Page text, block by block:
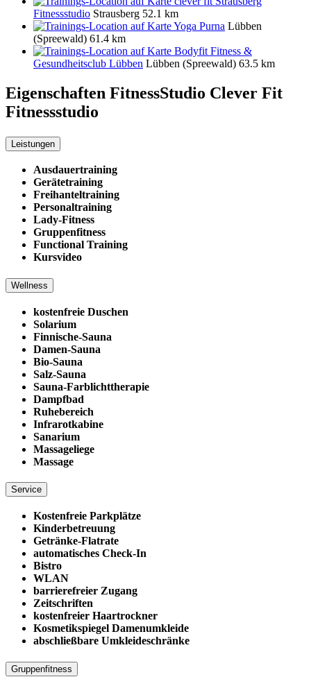
Fitnessstudio Strausberg 52.1 km
Yoga Purna Lübben
(Spreewald) 61.4 km
Bodyfit Fitness &
Gesundheitsclub Lübben Lübben (Spreewald) 63.5 km
Eigenschaften FitnessStudio Clever Fit
Fitnessstudio
Leistungen
Ausdauertraining
Gerätetraining
Freihanteltraining
Personaltraining
Lady-Fitness
Gruppenfitness
Functional Training
Kursvideo
Wellness
kostenfreie Duschen
Solarium
Finnische-Sauna
Damen-Sauna
Bio-Sauna
Salz-Sauna
Sauna-Farblichttherapie
Dampfbad
Ruhebereich
Infrarotkabine
Sanarium
Massageliege
Massage
Service
Kostenfreie Parkplätze
Kinderbetreuung
Getränke-Flatrate
automatisches Check-In
Bistro
WLAN
barrierefreier Zugang
Zeitschriften
kostenfreier Haartrockner
Kosmetikspiegel Damenumkleide
abschließbare Umkleideschränke
Gruppenfitness